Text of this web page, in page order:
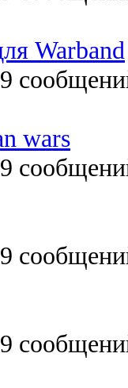
Warband
wars